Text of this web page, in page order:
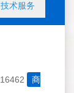
技术服务
商